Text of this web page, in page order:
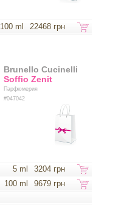
100 ml 22468 грн
Brunello Cucinelli
Soffio Zenit
Парфюмерия
#047042
5 ml
3204 грн
100 ml
9679 грн